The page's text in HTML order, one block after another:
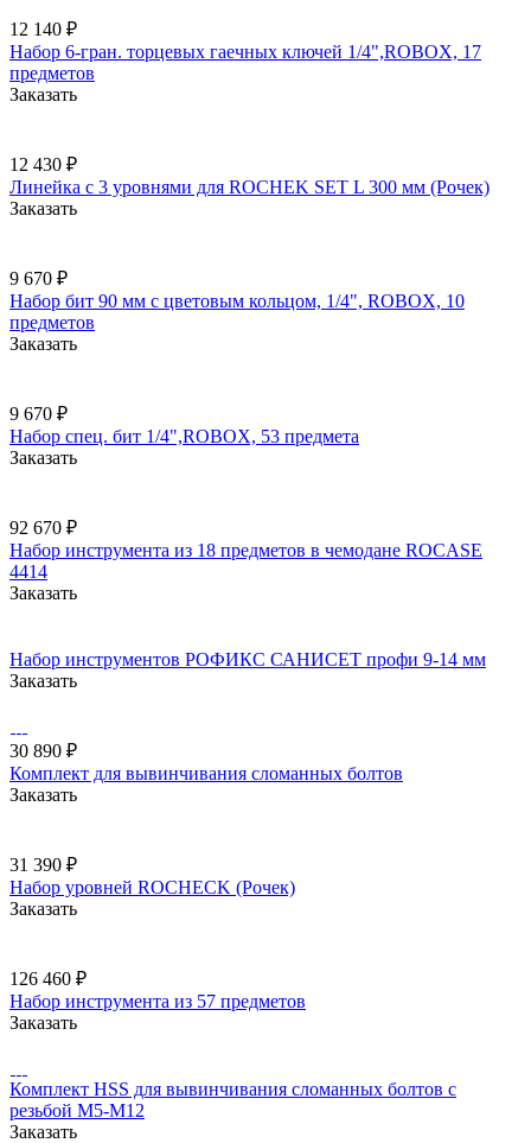
12 140 ₽
Набор 6-гран. торцевых гаечных ключей 1/4",ROBOX, 17
предметов
Заказать
12 430 ₽
Линейка с 3 уровнями для ROCHEK SET L 300 мм (Рочек)
Заказать
9 670 ₽
Набор бит 90 мм с цветовым кольцом, 1/4", ROBOX, 10
предметов
Заказать
9 670 ₽
Набор спец. бит 1/4",ROBOX, 53 предмета
Заказать
92 670 ₽
Набор инструмента из 18 предметов в чемодане ROCASE
4414
Заказать
Набор инструментов РОФИКС САНИСЕТ профи 9-14 мм
Заказать
30 890 ₽
Комплект для вывинчивания сломанных болтов
Заказать
31 390 ₽
Набор уровней ROCHECK (Рочек)
Заказать
126 460 ₽
Набор инструмента из 57 предметов
Заказать
Комплект HSS для вывинчивания сломанных болтов с
резьбой М5-М12
Заказать